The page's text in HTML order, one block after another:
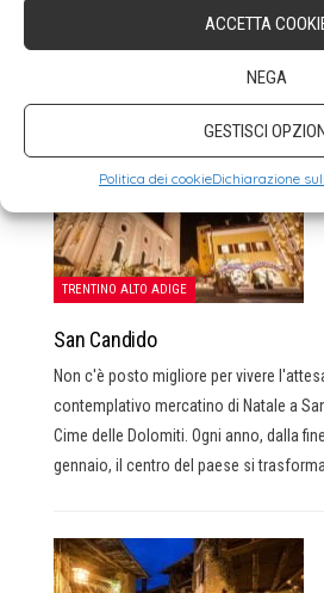
ACCETTA
NEGA
GESTISCI
Politica dei cookieDichiarazione
dimostrazione di antiche lavorazioni
TRENTINO ALTO ADIGE
San Candido
Non c'è posto migliore per vivere
contemplativo mercatino di Natale a
Cime delle Dolomiti. Ogni anno, dalla
gennaio, il centro del paese si